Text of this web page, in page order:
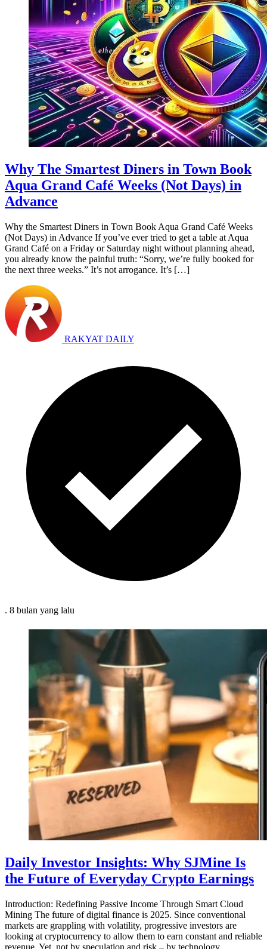
Why The Smartest Diners in Town Book
Aqua Grand Café Weeks (Not Days) in
Advance
Why the Smartest Diners in Town Book Aqua Grand Café Weeks
(Not Days) in Advance If you’ve ever tried to get a table at Aqua
Grand Café on a Friday or Saturday night without planning ahead,
you already know the painful truth: “Sorry, we’re fully booked for
the next three weeks.” It’s not arrogance. It’s […]
RAKYAT DAILY
. 8 bulan yang lalu
Daily Investor Insights: Why SJMine Is
the Future of Everyday Crypto Earnings
Introduction: Redefining Passive Income Through Smart Cloud
Mining The future of digital finance is 2025. Since conventional
markets are grappling with volatility, progressive investors are
looking at cryptocurrency to allow them to earn constant and reliable
revenue. Yet, not by speculation and risk – by technology,